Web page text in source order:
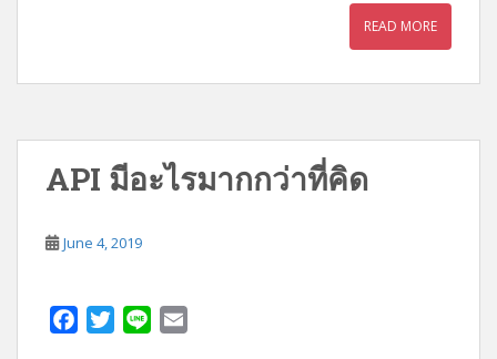
READ MORE
API มีอะไรมากกว่าที่คิด
June 4, 2019